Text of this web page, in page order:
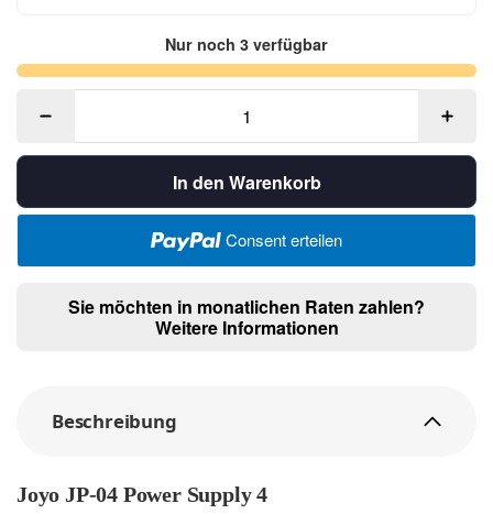
Nur noch 3 verfügbar
In den Warenkorb
Consent erteilen
Sie möchten in monatlichen Raten zahlen?
Weitere Informationen
Beschreibung
Joyo JP-04 Power Supply 4